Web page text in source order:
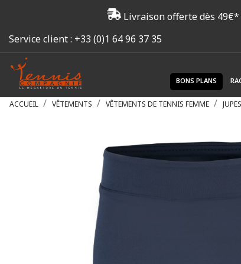
Livraison offerte dès 49€*
Service client : +33 (0)1 64 96 37 35
BONS PLANS
ACCUEIL VÊTEMENTS VÊTEMENTS DE TENNIS FEMME